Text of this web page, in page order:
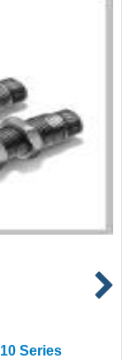
Series